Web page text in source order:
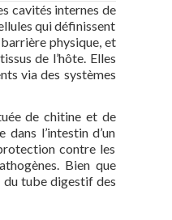
cavités internes de
qui définissent
physique, et
de l’hôte. Elles
via des systèmes
de chitine et de
l’intestin d’un
contre les
Bien que
du tube digestif des